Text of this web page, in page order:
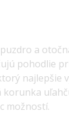
a
pohodlie
najlepšie
korunka
možností.